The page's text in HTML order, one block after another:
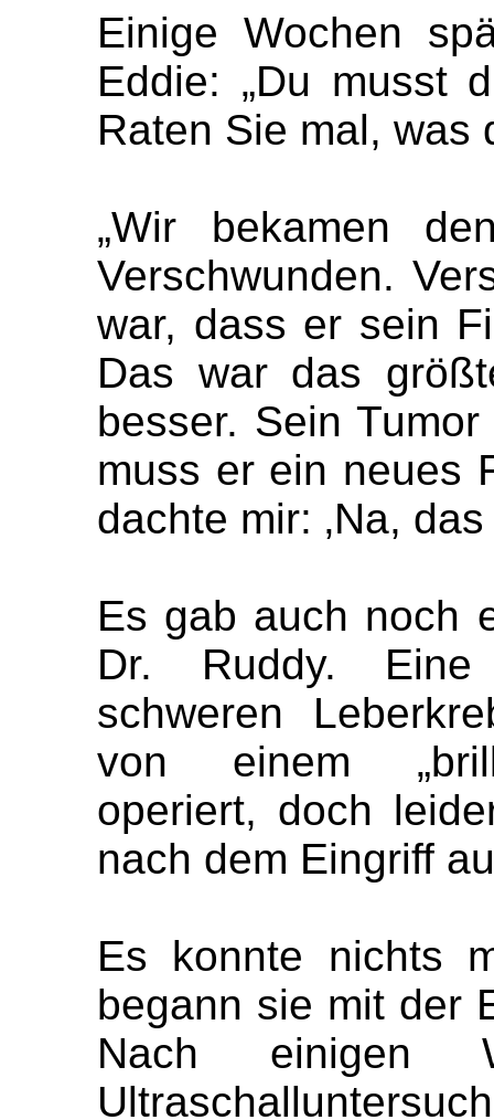
Einige Wochen
Eddie: „Du musst
Raten Sie mal, was
„Wir bekamen
Verschwunden.
war, dass er sein
Das war das
besser. Sein
muss er ein neues
dachte mir: ‚Na,
Es gab auch noch
Dr. Ruddy.
schweren
von einem
operiert, doch
nach dem Eingriff
Es konnte nichts
begann sie mit der
Nach einigen